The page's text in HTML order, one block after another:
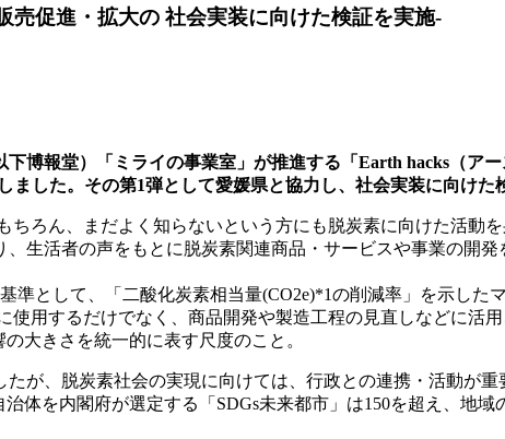
売促進・拡大の 社会実装に向けた検証を実施-
博報堂）「ミライの事業室」が推進する「Earth hacks（ア
した。その第1弾として愛媛県と協力し、社会実装に向けた
ちろん、まだよく知らないという方にも脱炭素に向けた活動
生活者の声をもとに脱炭素関連商品・サービスや事業の開
準として、「二酸化炭素相当量(CO2e)*1の削減率」を示し
用するだけでなく、商品開発や製造工程の見直しなどに活用
大きさを統一的に表す尺度のこと。
が、脱炭素社会の実現に向けては、行政との連携・活動が
体を内閣府が選定する「SDGs未来都市」は150を超え、地